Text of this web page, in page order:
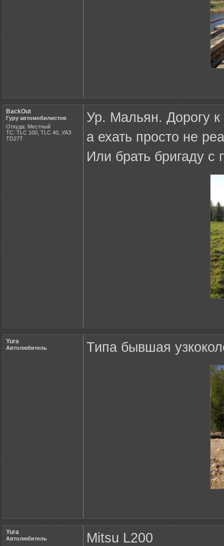
BackOut
Гуру автомобилистов
Откуда: Местный
ТС: TLC 100, TLC 40, УАЗ
ТD27Т
Ур. Мальян. Дорогу
а ехать просто не
Или брать бригаду
Yura
Автолюбитель Типа бывшая
Yura
Автолюбитель Mitsu L200